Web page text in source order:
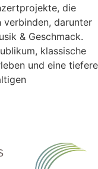
die
verbinden, darunter
& Geschmack.
klassische
und eine tiefere